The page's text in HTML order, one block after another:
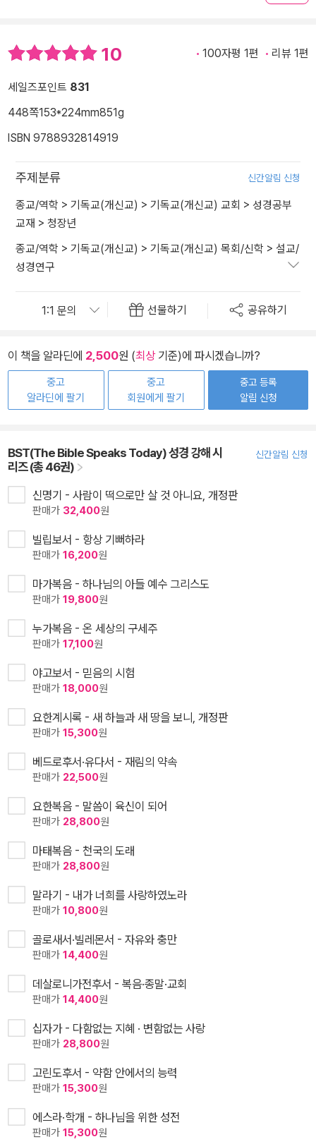
10 100자평 1편 리뷰 1편
세일즈포인트 831
448쪽153*224mm851g
ISBN 9788932814919
주제분류 신간알림 신청
종교/역학 > 기독교(개신교) > 기독교(개신교) 교회 > 성경공부
교재 > 청장년
종교/역학 > 기독교(개신교) > 기독교(개신교) 목회/신학 > 설교/
성경연구
선물하기 공유하기
이 책을 알라딘에 2,500원 (최상기준)에 파시겠습니까?
중고
알라딘에 팔기
중고
회원에게 팔기
중고 등록
알림 신청
BST(The Bible Speaks Today) 성경 강해 시
리즈 (총 46권)
신간알림 신청
신명기 - 사람이 떡으로만 살 것 아니요, 개정판
판매가 32,400원
빌립보서 - 항상 기뻐하라
판매가 16,200원
마가복음 - 하나님의 아들 예수 그리스도
판매가 19,800원
누가복음 - 온 세상의 구세주
판매가 17,100원
야고보서 - 믿음의 시험
판매가 18,000원
요한계시록 - 새 하늘과 새 땅을 보니, 개정판
판매가 15,300원
베드로후서·유다서 - 재림의 약속
판매가 22,500원
요한복음 - 말씀이 육신이 되어
판매가 28,800원
마태복음 - 천국의 도래
판매가 28,800원
말라기 - 내가 너희를 사랑하였노라
판매가 10,800원
골로새서·빌레몬서 - 자유와 충만
판매가 14,400원
데살로니가전후서 - 복음·종말·교회
판매가 14,400원
십자가 - 다함없는 지혜 · 변함없는 사랑
판매가 28,800원
고린도후서 - 약함 안에서의 능력
판매가 15,300원
에스라·학개 - 하나님을 위한 성전
판매가 15,300원